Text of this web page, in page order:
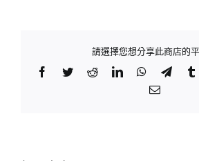
請選擇您想分享此商店的平
Facebook
TwitterRedditLinkedInWhatsApp
Email: